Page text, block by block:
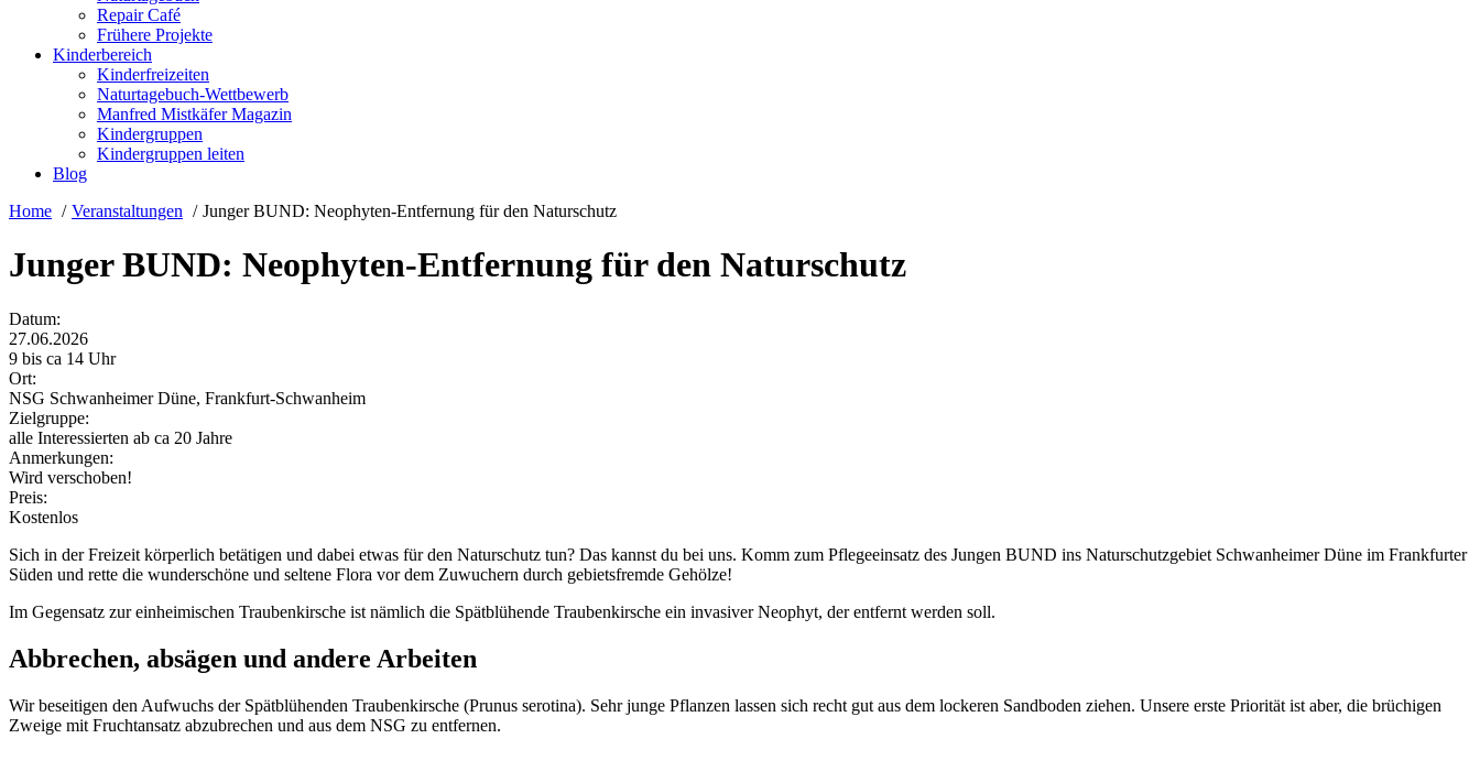
Repair Café
Frühere Projekte
Kinderbereich
Kinderfreizeiten
Naturtagebuch-Wettbewerb
Manfred Mistkäfer Magazin
Kindergruppen
Kindergruppen leiten
Blog
Home
Veranstaltungen Junger BUND: Neophyten-Entfernung für den Naturschutz
Junger BUND: Neophyten-Entfernung für den Naturschutz
Datum:
27.06.2026
9 bis ca 14 Uhr
Ort:
NSG Schwanheimer Düne, Frankfurt-Schwanheim
Zielgruppe:
alle Interessierten ab ca 20 Jahre
Anmerkungen:
Wird verschoben!
Preis:
Kostenlos
Sich in der Freizeit körperlich betätigen und dabei etwas für den Naturschutz tun? Das kannst du bei uns. Komm zum Pflegeeinsatz des Jungen BUND ins Naturschutzgebiet Schwanheimer Düne im Frankfurter
Süden und rette die wunderschöne und seltene Flora vor dem Zuwuchern durch gebietsfremde Gehölze!
Im Gegensatz zur einheimischen Traubenkirsche ist nämlich die Spätblühende Traubenkirsche ein invasiver Neophyt, der entfernt werden soll.
Abbrechen, absägen und andere Arbeiten
Wir beseitigen den Aufwuchs der Spätblühenden Traubenkirsche (Prunus serotina). Sehr junge Pflanzen lassen sich recht gut aus dem lockeren Sandboden ziehen. Unsere erste Priorität ist aber, die brüchigen
Zweige mit Fruchtansatz abzubrechen und aus dem NSG zu entfernen.